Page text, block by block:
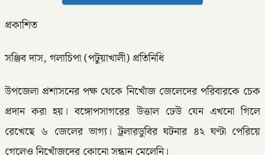
প্রকাশিত
সঞ্জিব দাস, গলাচিপা (পটুয়াখালী) প্রতিনিধি
উপজেলা প্রশাসনের পক্ষ থেকে নিখোঁজ জেলেদের পরিবারকে চেক
প্রদান করা হয়। বঙ্গোপসাগরের উত্তাল ঢেউ যেন এখনো গিলে
রেখেছে ৬ জেলের ভাগ্য। ট্রলারডুবির ঘটনার ৪২ ঘণ্টা পেরিয়ে